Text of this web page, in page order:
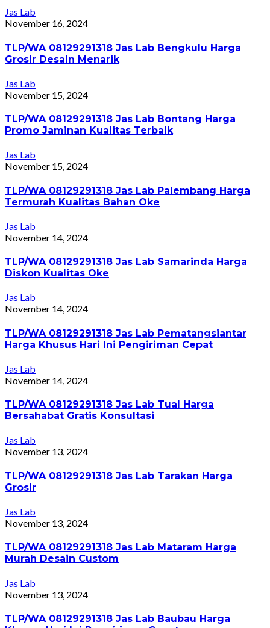
Jas Lab
November 16, 2024
TLP/WA 08129291318 Jas Lab Bengkulu Harga
Grosir Desain Menarik
Jas Lab
November 15, 2024
TLP/WA 08129291318 Jas Lab Bontang Harga
Promo Jaminan Kualitas Terbaik
Jas Lab
November 15, 2024
TLP/WA 08129291318 Jas Lab Palembang Harga
Termurah Kualitas Bahan Oke
Jas Lab
November 14, 2024
TLP/WA 08129291318 Jas Lab Samarinda Harga
Diskon Kualitas Oke
Jas Lab
November 14, 2024
TLP/WA 08129291318 Jas Lab Pematangsiantar
Harga Khusus Hari Ini Pengiriman Cepat
Jas Lab
November 14, 2024
TLP/WA 08129291318 Jas Lab Tual Harga
Bersahabat Gratis Konsultasi
Jas Lab
November 13, 2024
TLP/WA 08129291318 Jas Lab Tarakan Harga
Grosir
Jas Lab
November 13, 2024
TLP/WA 08129291318 Jas Lab Mataram Harga
Murah Desain Custom
Jas Lab
November 13, 2024
TLP/WA 08129291318 Jas Lab Baubau Harga